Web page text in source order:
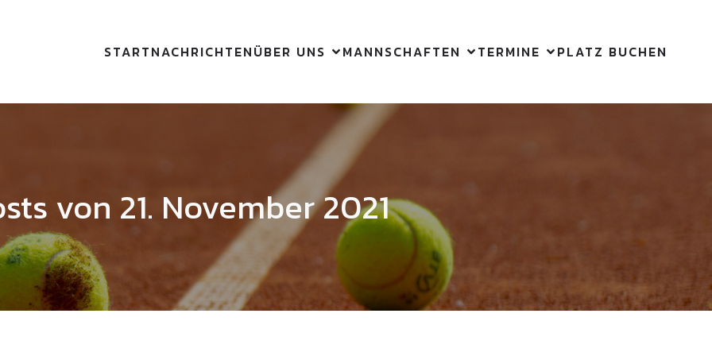
STARTNACHRICHTENÜBER UNS MANNSCHAFTEN TERMINE PLATZ BUCHEN
von 21. November 2021